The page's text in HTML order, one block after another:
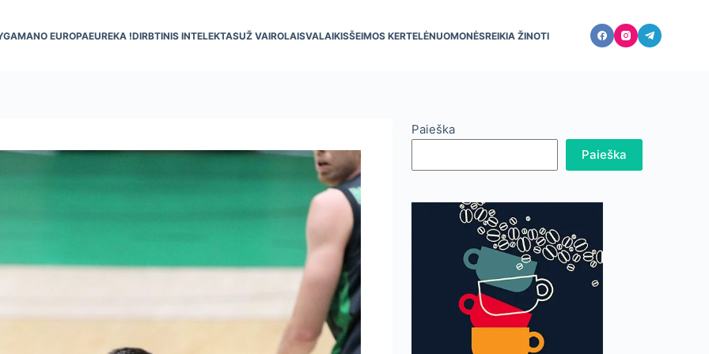
MANO EUROPAEUREKA !DIRBTINIS INTELEKTASUŽ VAIROLAISVALAIKISŠEIMOS KERTELĖNUOMONĖSREIKIA ŽINOTI
Paieška
Paieška